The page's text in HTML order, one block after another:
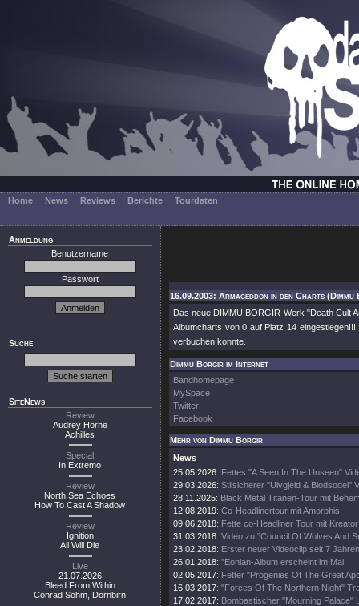
Home News Reviews Berichte Tourdaten
Anmeldung
Benutzername
Passwort
Suche
SiteNews
Review
Audrey Horne
Achilles
Special
In Extremo
Review
North Sea Echoes
How To Cast A Shadow
Review
Ignition
All Will Die
Live
21.07.2026
Bleed From Within
Conrad Sohm, Dornbirn
16.09.2003: Armageddon in den Charts
Das neue DIMMU BORGIR-Werk "Death Cult
Albumcharts von 0 auf Platz 14
verbuchen konnte.
Dimmu Borgir im Internet
Bandhomepage
MySpace
Twitter
Facebook
Mehr von Dimmu Borgir
News
25.05.2026: Fettes "A Seen In The Unseen"
29.03.2026: Stilsicherer "Ulvgjeld & Blodsodel"
28.11.2025: Black Metal Titanen-Tour mit
12.08.2019: Co-Headlinertour mit Amorphis
09.06.2018: Fette co-Headliner Tour mit
31.03.2018: Video zu "Council Of Wolves And
23.02.2018: Erster neuer Videoclip seit 7
26.01.2018: "Eonian-Album erscheint im Mai
02.05.2017: Fetter "Progenies Of The Great
16.03.2017: "Forces Of The Northern Night"
17.02.2017: Bombastischer "Mourning Palace"